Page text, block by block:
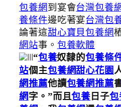
包養網到宴會台灣包養
養條件邊吃著宴台灣包
論著這甜心寶貝包養網
網站事。 包養軟體
|||“包養奴隸的包養條
站個主包養網甜心花園
網推薦他讀包養網推薦
網 字。”而且包養 日子包